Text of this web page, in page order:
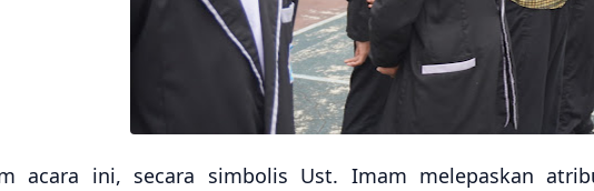
acara ini, secara simbolis Ust. Imam melepaskan